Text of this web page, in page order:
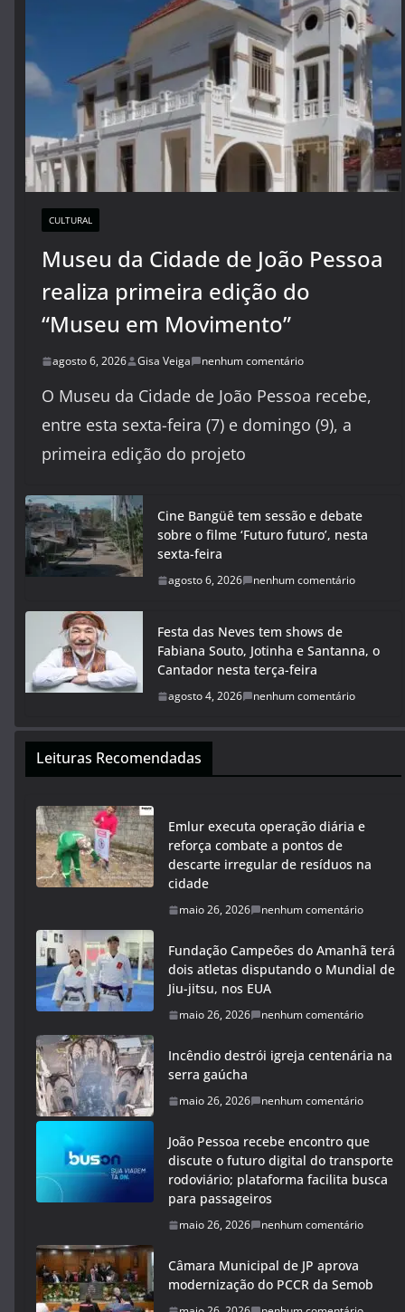
CULTURAL
Museu da Cidade de João Pessoa
realiza primeira edição do
“Museu em Movimento”
agosto 6, 2026 Gisa Veiga nenhum comentário
O Museu da Cidade de João Pessoa recebe,
entre esta sexta-feira (7) e domingo (9), a
primeira edição do projeto
Cine Bangüê tem sessão e debate
sobre o filme ‘Futuro futuro’, nesta
sexta-feira
agosto 6, 2026 nenhum comentário
Festa das Neves tem shows de
Fabiana Souto, Jotinha e Santanna, o
Cantador nesta terça-feira
agosto 4, 2026 nenhum comentário
Leituras Recomendadas
Emlur executa operação diária e
reforça combate a pontos de
descarte irregular de resíduos na
cidade
maio 26, 2026 nenhum comentário
Fundação Campeões do Amanhã terá
dois atletas disputando o Mundial de
Jiu-jitsu, nos EUA
maio 26, 2026 nenhum comentário
Incêndio destrói igreja centenária na
serra gaúcha
maio 26, 2026 nenhum comentário
João Pessoa recebe encontro que
discute o futuro digital do transporte
rodoviário; plataforma facilita busca
para passageiros
maio 26, 2026 nenhum comentário
Câmara Municipal de JP aprova
modernização do PCCR da Semob